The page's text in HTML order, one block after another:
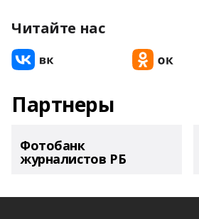
Читайте нас
Партнеры
Фотобанк
журналистов РБ